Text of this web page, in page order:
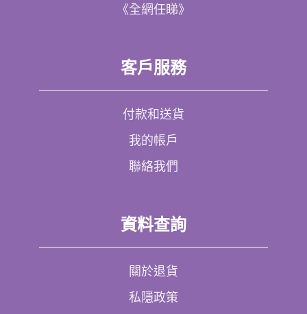
《全網任睇》
客戶服務
付款和送貨
我的帳戶
聯絡我們
資料查詢
關於退貨
私隱政策